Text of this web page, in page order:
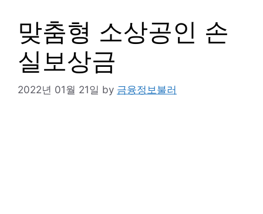
맞춤형 소상공인 손
실보상금
2022년 01월 21일 by 금융정보불러